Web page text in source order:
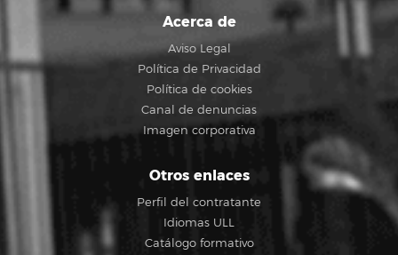
Acerca de
Aviso Legal
Política de Privacidad
Política de cookies
Canal de denuncias
Imagen corporativa
Otros enlaces
Perfil del contratante
Idiomas ULL
Catálogo formativo